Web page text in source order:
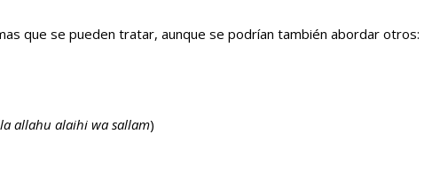
que se pueden tratar, aunque se podrían también abordar otros:
allahu alaihi wa sallam)